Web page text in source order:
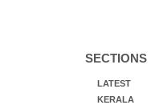
SECTIONS
LATEST
KERALA